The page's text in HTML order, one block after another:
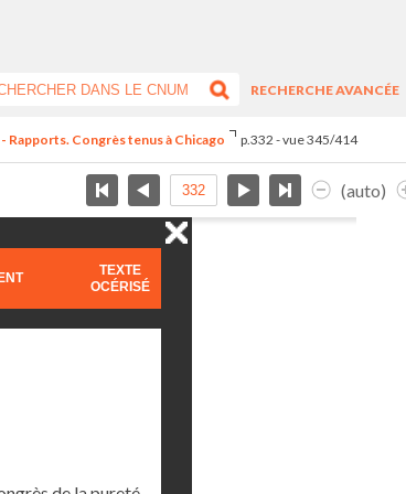
RECHERCHE AVANCÉE
Rapports. Congrès tenus à Chicago p.332 - vue 345/414
(auto)
TEXTE
OCÉRISÉ